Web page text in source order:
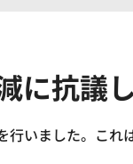
に抗議
いました。こ